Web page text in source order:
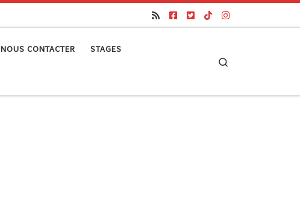
NOUS CONTACTER STAGES